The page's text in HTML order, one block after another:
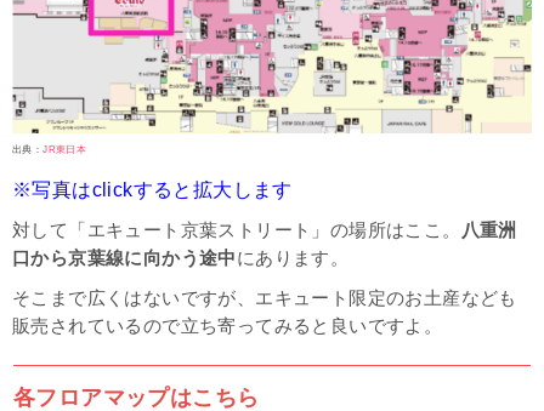
出典：JR東日本
※写真はclickすると拡大します
対して「エキュート京葉ストリート」の場所はここ。
八重洲
口から京葉線に向かう途中にあります。
そこまで広くはないですが、エキュート限定のお土産なども
販売されているので立ち寄ってみると良いですよ。
各フロアマップはこちら